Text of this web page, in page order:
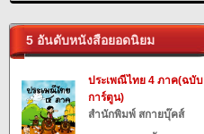
5 อันดับหนังสือยอดนิยม
ประเพณีไทย 4 ภาค(ฉบับ
การ์ตูน)
สำนักพิมพ์ สกายบุ๊คส์